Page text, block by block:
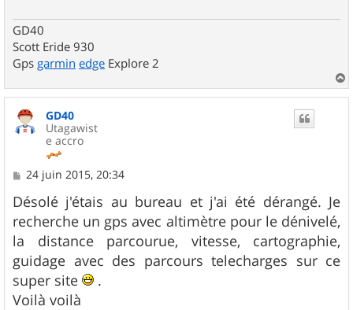
GD40
Scott Eride 930
Gps garmin edge Explore 2
a
GD40
Utagawist
e accro
M
s
s
a
g
e
24 juin 2015, 20:34
Désolé j'étais au bureau et j'ai été dérangé. Je
recherche un gps avec altimètre pour le dénivelé,
la distance parcourue, vitesse, cartographie,
guidage avec des parcours telecharges sur ce
super site
.
Voilà voilà